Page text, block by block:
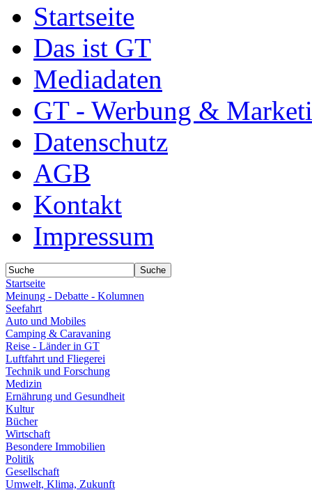
Startseite
Das ist GT
Mediadaten
GT - Werbung &
Datenschutz
AGB
Kontakt
Impressum
Startseite
Meinung - Debatte - Kolumnen
Seefahrt
Auto und Mobiles
Camping & Caravaning
Reise - Länder in GT
Luftfahrt und Fliegerei
Technik und Forschung
Medizin
Ernährung und Gesundheit
Kultur
Bücher
Wirtschaft
Besondere Immobilien
Politik
Gesellschaft
Umwelt, Klima, Zukunft